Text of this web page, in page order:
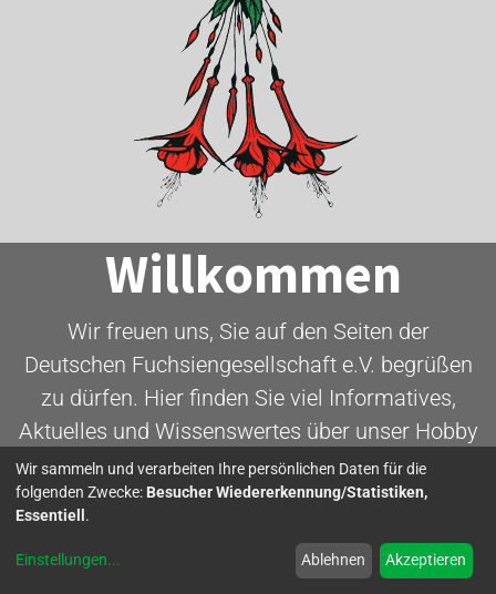
Willkommen
Wir freuen uns, Sie auf den Seiten der
Deutschen Fuchsiengesellschaft e.V. begrüßen
zu dürfen. Hier finden Sie viel Informatives,
Aktuelles und Wissenswertes über unser Hobby
- die Fuchsie.
Wir sammeln und verarbeiten Ihre persönlichen Daten für die
folgenden Zwecke: Besucher Wiedererkennung/Statistiken,
Essentiell .
Einstellungen... Ablehnen Akzeptieren